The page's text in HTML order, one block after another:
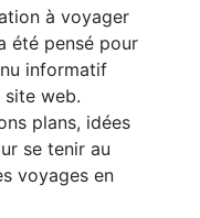
à voyager
été pensé pour
informatif
web.
plans, idées
se tenir au
voyages en